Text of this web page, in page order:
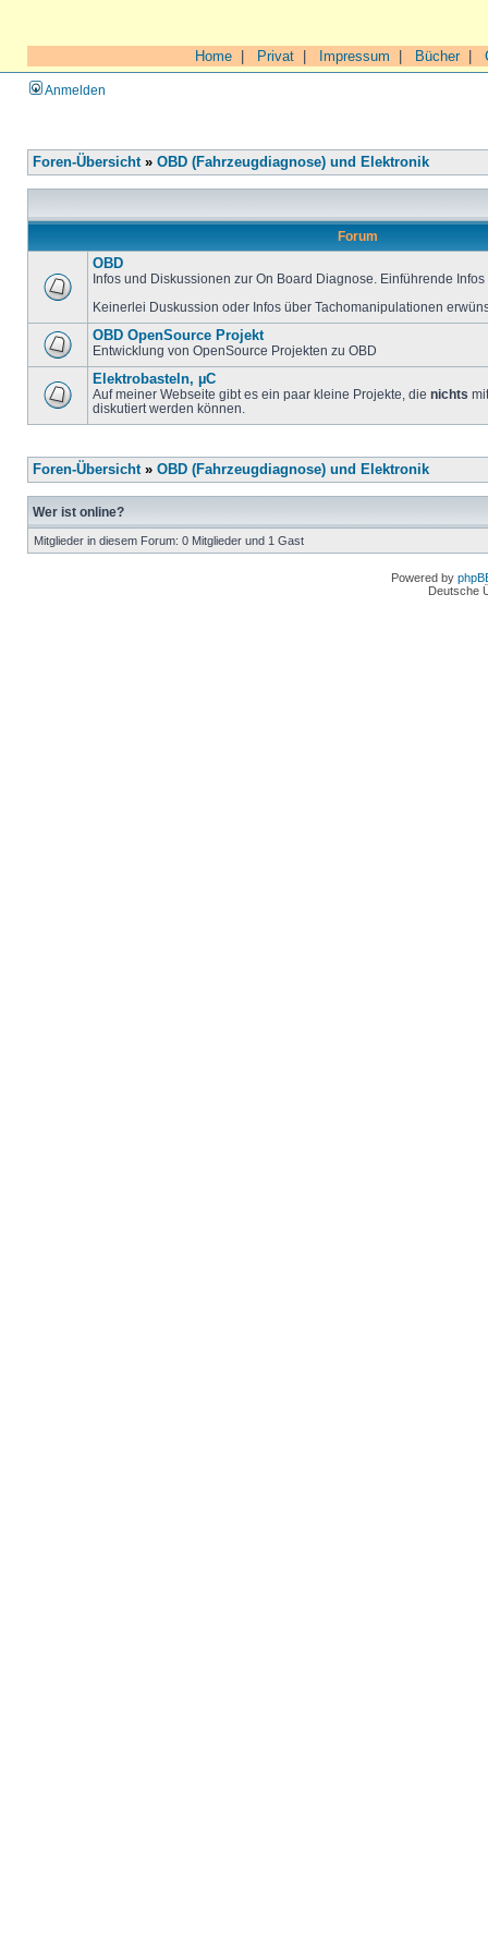
Home Privat Impressum Bücher|
Anmelden
Foren-Übersicht» OBD (Fahrzeugdiagnose) und Elektronik
Forum
OBD
Infos und Diskussionen zur On Board Diagnose. Einführende
Keinerlei Duskussion oder Infos über Tachomanipulationen
OBD OpenSource Projekt
Entwicklung von OpenSource Projekten zu OBD
Elektrobasteln, µC
Auf meiner Webseite gibt es ein paar kleine Projekte, die nichts
diskutiert werden können.
Foren-Übersicht» OBD (Fahrzeugdiagnose) und Elektronik
Wer ist online?
Mitglieder in diesem Forum: 0 Mitglieder und 1 Gast
Powered by
Deutsche